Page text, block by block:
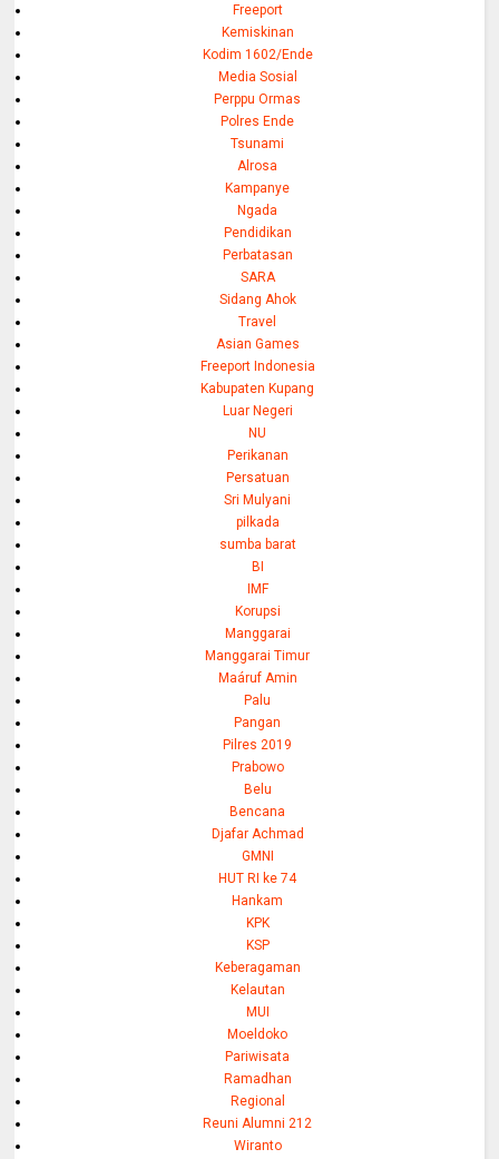
Freeport
Kemiskinan
Kodim 1602/Ende
Media Sosial
Perppu Ormas
Polres Ende
Tsunami
Alrosa
Kampanye
Ngada
Pendidikan
Perbatasan
SARA
Sidang Ahok
Travel
Asian Games
Freeport Indonesia
Kabupaten Kupang
Luar Negeri
NU
Perikanan
Persatuan
Sri Mulyani
pilkada
sumba barat
BI
IMF
Korupsi
Manggarai
Manggarai Timur
Maáruf Amin
Palu
Pangan
Pilres 2019
Prabowo
Belu
Bencana
Djafar Achmad
GMNI
HUT RI ke 74
Hankam
KPK
KSP
Keberagaman
Kelautan
MUI
Moeldoko
Pariwisata
Ramadhan
Regional
Reuni Alumni 212
Wiranto